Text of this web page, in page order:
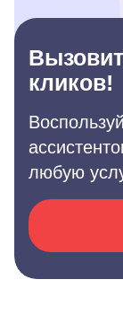
кликов!
любую